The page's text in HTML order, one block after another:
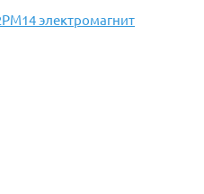
электромагнит